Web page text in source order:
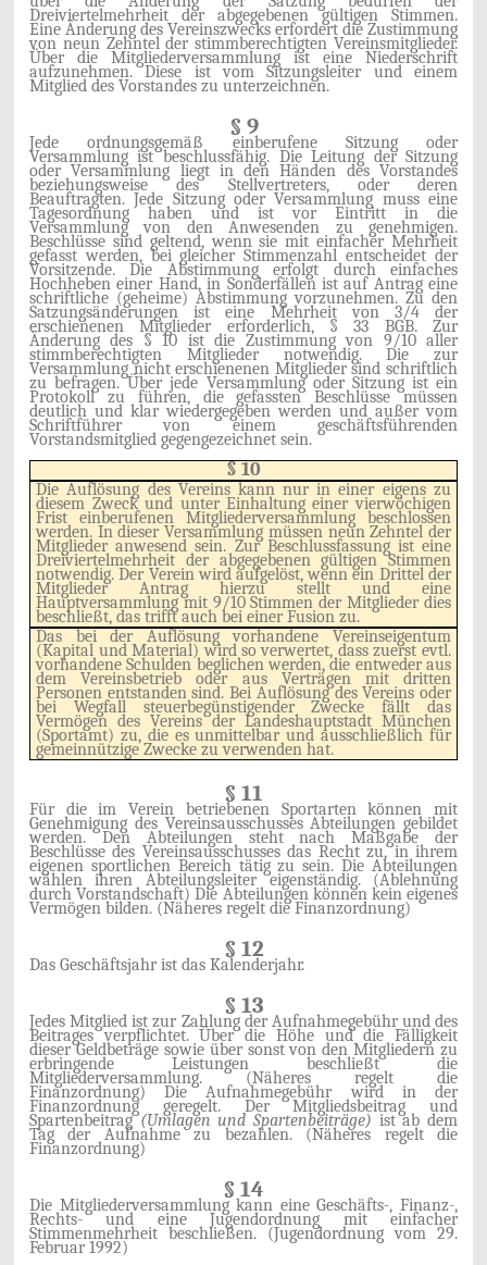
Dreiviertelmehrheit der abgegebenen gültigen Stimmen.
Eine Änderung des Vereinszwecks erfordert die Zustimmung
von neun Zehntel der stimmberechtigten Vereinsmitglieder.
Über die Mitgliederversammlung ist eine Niederschrift
aufzunehmen. Diese ist vom Sitzungsleiter und einem
Mitglied des Vorstandes zu unterzeichnen.
§ 9
Jede ordnungsgemäß einberufene Sitzung oder
Versammlung ist beschlussfähig. Die Leitung der Sitzung
oder Versammlung liegt in den Händen des Vorstandes
beziehungsweise des Stellvertreters, oder deren
Beauftragten. Jede Sitzung oder Versammlung muss eine
Tagesordnung haben und ist vor Eintritt in die
Versammlung von den Anwesenden zu genehmigen.
Beschlüsse sind geltend, wenn sie mit einfacher Mehrheit
gefasst werden, bei gleicher Stimmenzahl entscheidet der
Vorsitzende. Die Abstimmung erfolgt durch einfaches
Hochheben einer Hand, in Sonderfällen ist auf Antrag eine
schriftliche (geheime) Abstimmung vorzunehmen. Zu den
Satzungsänderungen ist eine Mehrheit von 3/4 der
erschienenen Mitglieder erforderlich, § 33 BGB. Zur
Änderung des § 10 ist die Zustimmung von 9/10 aller
stimmberechtigten Mitglieder notwendig. Die zur
Versammlung nicht erschienenen Mitglieder sind schriftlich
zu befragen. Über jede Versammlung oder Sitzung ist ein
Protokoll zu führen, die gefassten Beschlüsse müssen
deutlich und klar wiedergegeben werden und außer vom
Schriftführer von einem geschäftsführenden
Vorstandsmitglied gegengezeichnet sein.
§ 10
Die Auflösung des Vereins kann nur in einer eigens zu
diesem Zweck und unter Einhaltung einer vierwöchigen
Frist einberufenen Mitgliederversammlung beschlossen
werden. In dieser Versammlung müssen neun Zehntel der
Mitglieder anwesend sein. Zur Beschlussfassung ist eine
Dreiviertelmehrheit der abgegebenen gültigen Stimmen
notwendig. Der Verein wird aufgelöst, wenn ein Drittel der
Mitglieder Antrag hierzu stellt und eine
Hauptversammlung mit 9/10 Stimmen der Mitglieder dies
beschließt, das trifft auch bei einer Fusion zu.
Das bei der Auflösung vorhandene Vereinseigentum
(Kapital und Material) wird so verwertet, dass zuerst evtl.
vorhandene Schulden beglichen werden, die entweder aus
dem Vereinsbetrieb oder aus Verträgen mit dritten
Personen entstanden sind. Bei Auflösung des Vereins oder
bei Wegfall steuerbegünstigender Zwecke fällt das
Vermögen des Vereins der Landeshauptstadt München
(Sportamt) zu, die es unmittelbar und ausschließlich für
gemeinnützige Zwecke zu verwenden hat.
§ 11
Für die im Verein betriebenen Sportarten können mit
Genehmigung des Vereinsausschusses Abteilungen gebildet
werden. Den Abteilungen steht nach Maßgabe der
Beschlüsse des Vereinsausschusses das Recht zu, in ihrem
eigenen sportlichen Bereich tätig zu sein. Die Abteilungen
wählen ihren Abteilungsleiter eigenständig. (Ablehnung
durch Vorstandschaft) Die Abteilungen können kein eigenes
Vermögen bilden. (Näheres regelt die Finanzordnung)
§ 12
Das Geschäftsjahr ist das Kalenderjahr.
§ 13
Jedes Mitglied ist zur Zahlung der Aufnahmegebühr und des
Beitrages verpflichtet. Über die Höhe und die Fälligkeit
dieser Geldbeträge sowie über sonst von den Mitgliedern zu
erbringende Leistungen beschließt die
Mitgliederversammlung. (Näheres regelt die
Finanzordnung) Die Aufnahmegebühr wird in der
Finanzordnung geregelt. Der Mitgliedsbeitrag und
Spartenbeitrag(Umlagen und Spartenbeiträge) ist ab dem
Tag der Aufnahme zu bezahlen. (Näheres regelt die
Finanzordnung)
§ 14
Die Mitgliederversammlung kann eine Geschäfts-, Finanz-,
Rechts- und eine Jugendordnung mit einfacher
Stimmenmehrheit beschließen. (Jugendordnung vom 29.
Februar 1992)